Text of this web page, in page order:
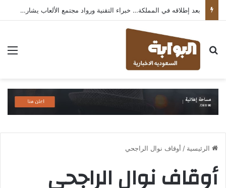
بعد إطلاقه في المملكة… خبراء التقنية ورواد مجتمع الألعاب يشاركون انطباعاتهم حول TECNO POVA 8 Pro 5G
بحث عن
الرئيسية / أوقاف نوال الراجحي
أوقاف نوال الراجحي